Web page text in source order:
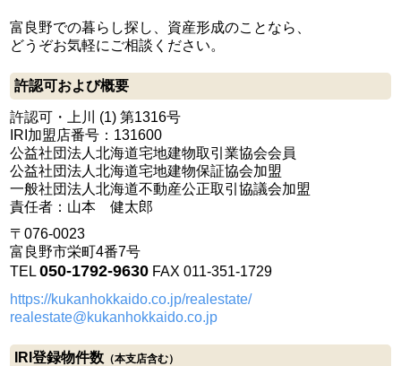
富良野での暮らし探し、資産形成のことなら、
どうぞお気軽にご相談ください。
許認可および概要
許認可・上川 (1) 第1316号
IRI加盟店番号：131600
公益社団法人北海道宅地建物取引業協会会員
公益社団法人北海道宅地建物保証協会加盟
一般社団法人北海道不動産公正取引協議会加盟
責任者：山本 健太郎
〒076-0023
富良野市栄町4番7号
TEL050-1792-9630 FAX 011-351-1729
https://kukanhokkaido.co.jp/realestate/
realestate@kukanhokkaido.co.jp
IRI登録物件数 （本支店含む）